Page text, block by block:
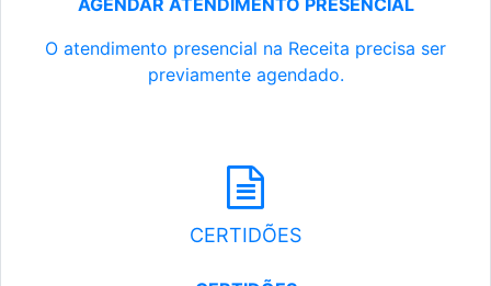
AGENDAR ATENDIMENTO PRESENCIAL
O atendimento presencial na Receita precisa ser
previamente agendado.
CERTIDÕES